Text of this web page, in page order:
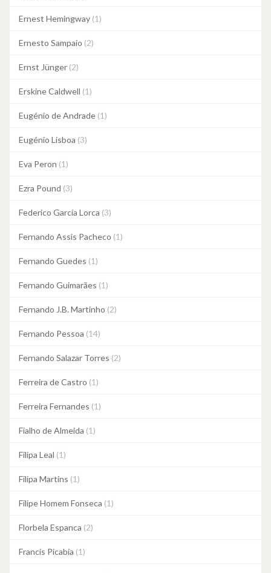
Ernest Hemingway (1)
Ernesto Sampaio (2)
Ernst Jünger (2)
Erskine Caldwell (1)
Eugénio de Andrade (1)
Eugénio Lisboa (3)
Eva Peron (1)
Ezra Pound (3)
Federico García Lorca (3)
Fernando Assis Pacheco (1)
Fernando Guedes (1)
Fernando Guimarães (1)
Fernando J.B. Martinho (2)
Fernando Pessoa (14)
Fernando Salazar Torres (2)
Ferreira de Castro (1)
Ferreira Fernandes (1)
Fialho de Almeida (1)
Filipa Leal (1)
Filipa Martins (1)
Filipe Homem Fonseca (1)
Florbela Espanca (2)
Francis Picabia (1)